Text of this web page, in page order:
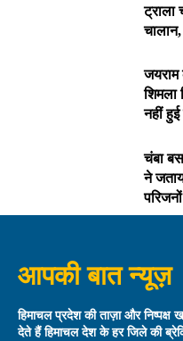
ट्राला
जयराम
शिमला
नहीं हुई
चंबा
ने
आपकी बात न्यूज़
हिमाचल प्रदेश की ताज़ा और निष्पक्ष
देते हैं हिमाचल देश के हर जिले की